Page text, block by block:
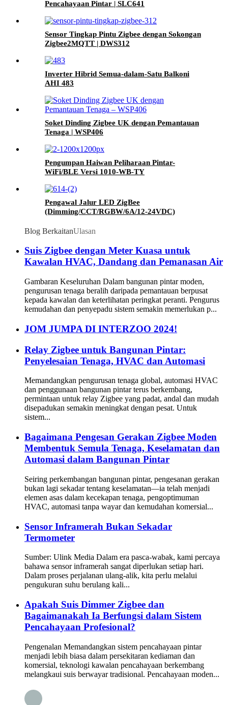
Pencahayaan Pintar | SLC641
Sensor Tingkap Pintu Zigbee dengan Sokongan
Zigbee2MQTT | DWS312
Inverter Hibrid Semua-dalam-Satu Balkoni
AHI 483
Soket Dinding Zigbee UK dengan Pemantauan
Tenaga | WSP406
Pengumpan Haiwan Peliharaan Pintar-
WiFi/BLE Versi 1010-WB-TY
Pengawal Jalur LED ZigBee
(Dimming/CCT/RGBW/6A/12-24VDC)
Blog BerkaitanUlasan
Suis Zigbee dengan Meter Kuasa untuk
Kawalan HVAC, Dandang dan Pemanasan Air
Gambaran Keseluruhan Dalam bangunan pintar moden,
pengurusan tenaga beralih daripada pemantauan berpusat
kepada kawalan dan keterlihatan peringkat peranti. Pengurus
kemudahan dan penyepadu sistem semakin memerlukan p...
JOM JUMPA DI INTERZOO 2024!
Relay Zigbee untuk Bangunan Pintar:
Penyelesaian Tenaga, HVAC dan Automasi
Memandangkan pengurusan tenaga global, automasi HVAC
dan penggunaan bangunan pintar terus berkembang,
permintaan untuk relay Zigbee yang padat, andal dan mudah
disepadukan semakin meningkat dengan pesat. Untuk
sistem...
Bagaimana Pengesan Gerakan Zigbee Moden
Membentuk Semula Tenaga, Keselamatan dan
Automasi dalam Bangunan Pintar
Seiring perkembangan bangunan pintar, pengesanan gerakan
bukan lagi sekadar tentang keselamatan—ia telah menjadi
elemen asas dalam kecekapan tenaga, pengoptimuman
HVAC, automasi tanpa wayar dan kemudahan komersial...
Sensor Inframerah Bukan Sekadar
Termometer
Sumber: Ulink Media Dalam era pasca-wabak, kami percaya
bahawa sensor inframerah sangat diperlukan setiap hari.
Dalam proses perjalanan ulang-alik, kita perlu melalui
pengukuran suhu berulang kali...
Apakah Suis Dimmer Zigbee dan
Bagaimanakah Ia Berfungsi dalam Sistem
Pencahayaan Profesional?
Pengenalan Memandangkan sistem pencahayaan pintar
menjadi lebih biasa dalam persekitaran kediaman dan
komersial, teknologi kawalan pencahayaan berkembang
melangkaui suis berwayar tradisional. Pencahayaan moden...